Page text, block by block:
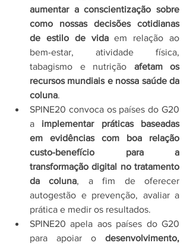
aumentar a conscientização sobre
como nossas decisões cotidianas
de estilo de vida em relação ao
bem-estar, atividade física,
tabagismo e nutrição afetam os
recursos mundiais e nossa saúde da
coluna.
SPINE20 convoca os países do G20
a implementar práticas baseadas
em evidências com boa relação
custo-benefício para a
transformação digital no tratamento
da coluna, a fim de oferecer
autogestão e prevenção, avaliar a
prática e medir os resultados.
SPINE20 apela aos países do G20
para apoiar o desenvolvimento,